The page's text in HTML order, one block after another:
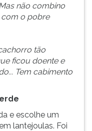
não combino
com o pobre
tão
ficou doente e
Tem cabimento
e escolhe um
lantejoulas. Foi